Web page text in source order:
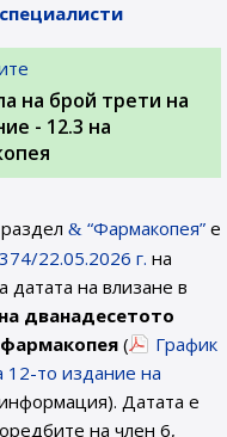
на брой трети на
- 12.3 на
“Фармакопея” е
22.05.2026 г. на
датата на влизане в
дванадесетото
фармакопея (
График
12-то издание на
Датата е
на член 6,